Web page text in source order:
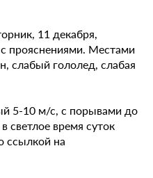
11 декабря,
прояснениями. Местами
слабый гололед, слабая
5-10 м/с, с порывами до
светлое время суток
ссылкой на